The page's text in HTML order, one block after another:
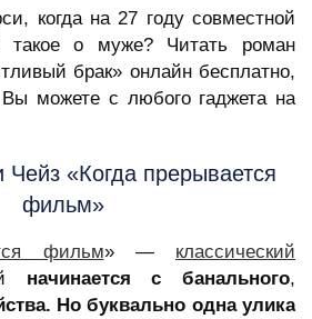
когда на 27 году совместной
такое о муже? Читать роман
брак» онлайн бесплатно,
можете с любого гаджета на
«Когда прерывается
фильм»
фильм» — классический
начинается с банального,
Но буквально одна улика